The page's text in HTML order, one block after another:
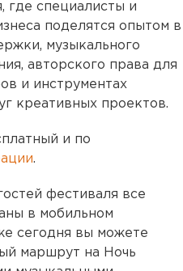
где специалисты и
поделятся опытом в
музыкального
авторского права для
и инструментах
креативных проектов.
и по
.
фестиваля все
в мобильном
сегодня вы можете
маршрут на Ночь